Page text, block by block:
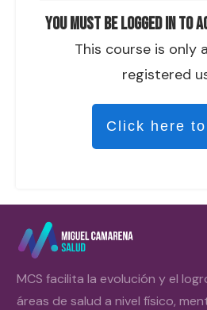
You must be logged in to
This course is only
registered
Click here
MCS facilita la evolución y el
áreas de salud a nivel físico,